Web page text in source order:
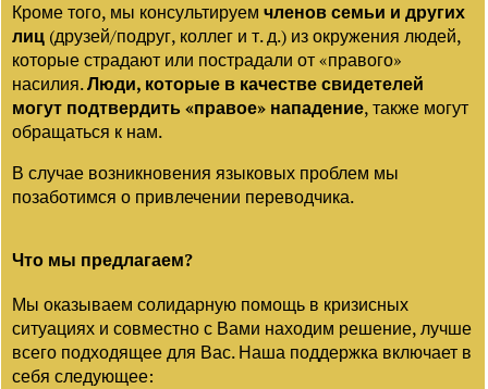
Кроме того, мы консультируемчленов семьи и других
лиц (друзей/подруг, коллег и т. д.) из окружения людей,
которые страдают или пострадали от «правого»
насилия.Люди, которые в качестве свидетелей
могут подтвердить «правое» нападение, также могут
обращаться к нам.
В случае возникновения языковых проблем мы
позаботимся о привлечении переводчика.
Что мы предлагаем?
Мы оказываем солидарную помощь в кризисных
ситуациях и совместно с Вами находим решение, лучше
всего подходящее для Вас. Наша поддержка включает в
себя следующее: